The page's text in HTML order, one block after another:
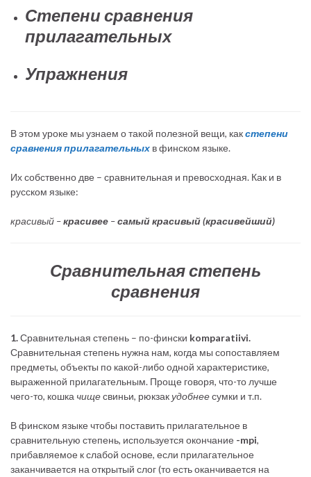
Степени сравнения
прилагательных
Упражнения
В этом уроке мы узнаем о такой полезной вещи, какстепени
сравнения прилагательных в финском языке.
Их собственно две – сравнительная и превосходная. Как и в
русском языке:
красивый –красивее –самый красивый (красивейший)
Сравнительная степень
сравнения
1.Сравнительная степень – по-фински komparatiivi.
Сравнительная степень нужна нам, когда мы сопоставляем
предметы, объекты по какой-либо одной характеристике,
выраженной прилагательным. Проще говоря, что-то лучше
чего-то, кошка чищесвиньи, рюкзакудобнеесумки и т.п.
В финском языке чтобы поставить прилагательное в
сравнительную степень, используется окончание -mpi,
прибавляемое к слабой основе, если прилагательное
заканчивается на открытый слог (то есть оканчивается на